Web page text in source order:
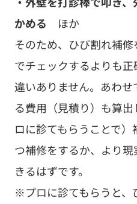
かめる ほか
そのため、ひび割れ補
でチェックするよりも
違いありません。あわ
る費用（見積り）も算
ロに診てもらうことで
つ補修をするか、より
きるはずです。
※プロに診てもらうと、